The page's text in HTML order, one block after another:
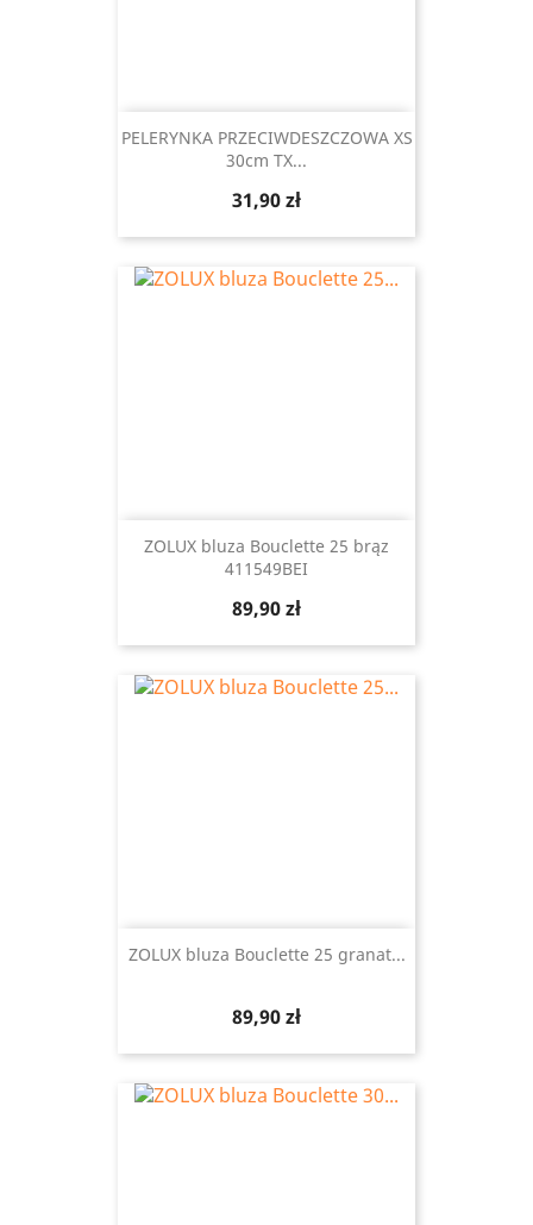
PELERYNKA PRZECIWDESZCZOWA XS
30cm TX...
Cena
31,90 zł
ZOLUX bluza Bouclette 25 brąz
411549BEI
Cena
89,90 zł
ZOLUX bluza Bouclette 25 granat...
Cena
89,90 zł